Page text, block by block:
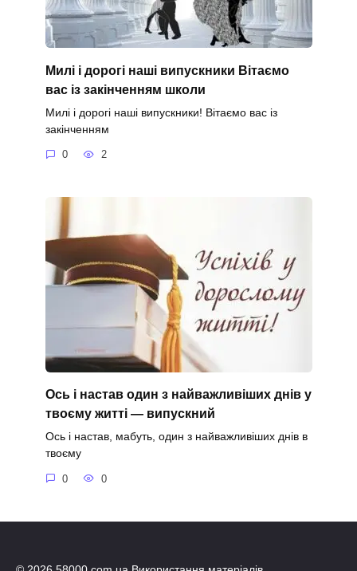
Милі і дорогі наші випускники Вітаємо
вас із закінченням школи
Милі і дорогі наші випускники! Вітаємо вас із
закінченням
0 2
Ось і настав один з найважливіших днів у
твоєму житті — випускний
Ось і настав, мабуть, один з найважливіших днів в
твоєму
0 0